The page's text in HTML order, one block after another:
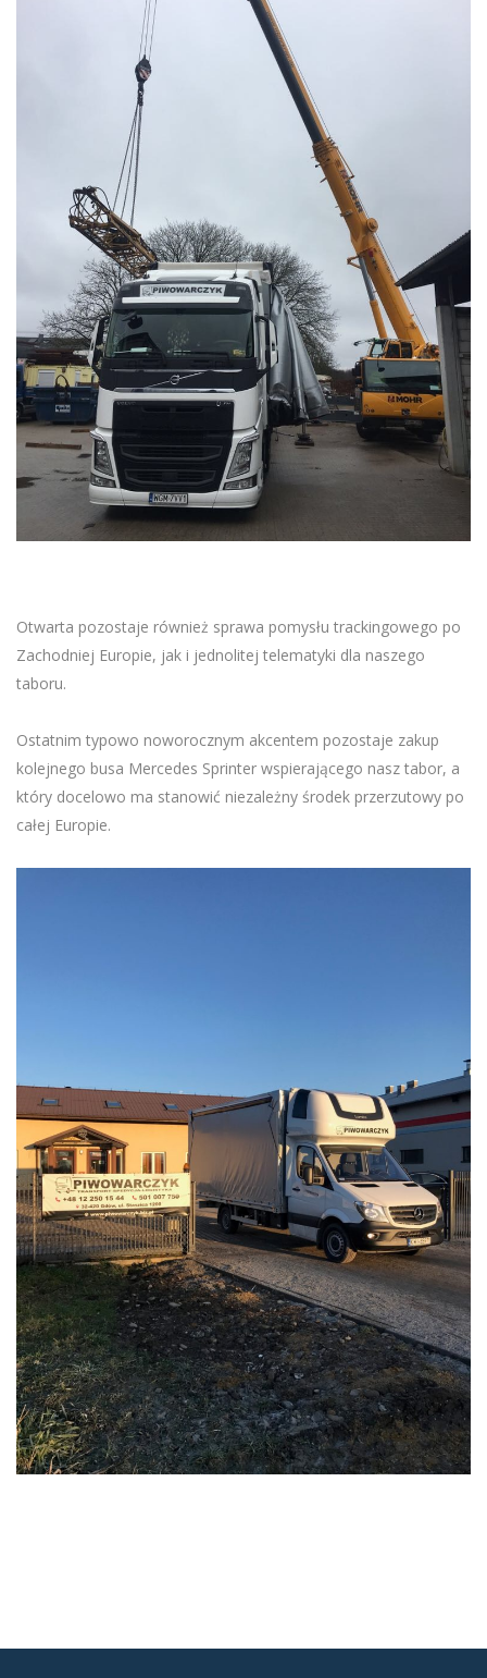
Otwarta pozostaje również sprawa pomysłu trackingowego po
Zachodniej Europie, jak i jednolitej telematyki dla naszego
taboru.
Ostatnim typowo noworocznym akcentem pozostaje zakup
kolejnego busa Mercedes Sprinter wspierającego nasz tabor, a
który docelowo ma stanowić niezależny środek przerzutowy po
całej Europie.